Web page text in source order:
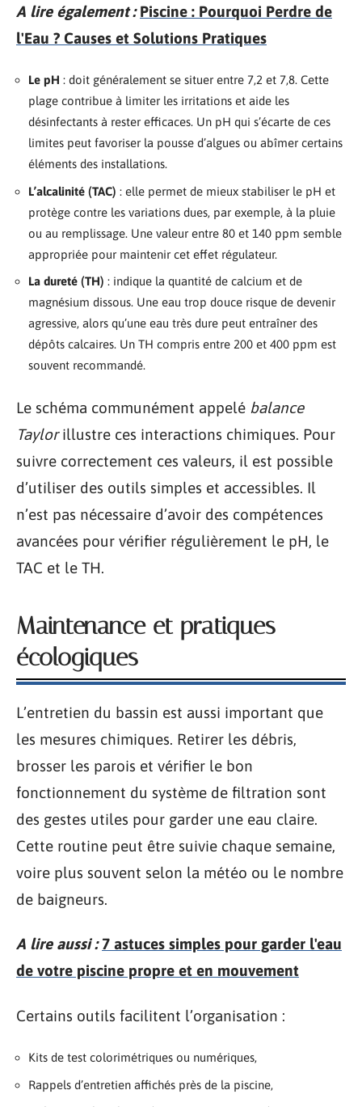
A lire également : Piscine : Pourquoi Perdre de
l'Eau ? Causes et Solutions Pratiques
Le pH : doit généralement se situer entre 7,2 et 7,8. Cette
plage contribue à limiter les irritations et aide les
désinfectants à rester efficaces. Un pH qui s’écarte de ces
limites peut favoriser la pousse d’algues ou abîmer certains
éléments des installations.
L’alcalinité (TAC) : elle permet de mieux stabiliser le pH et
protège contre les variations dues, par exemple, à la pluie
ou au remplissage. Une valeur entre 80 et 140 ppm semble
appropriée pour maintenir cet effet régulateur.
La dureté (TH) : indique la quantité de calcium et de
magnésium dissous. Une eau trop douce risque de devenir
agressive, alors qu’une eau très dure peut entraîner des
dépôts calcaires. Un TH compris entre 200 et 400 ppm est
souvent recommandé.
Le schéma communément appelé balance
Taylorillustre ces interactions chimiques. Pour
suivre correctement ces valeurs, il est possible
d’utiliser des outils simples et accessibles. Il
n’est pas nécessaire d’avoir des compétences
avancées pour vérifier régulièrement le pH, le
TAC et le TH.
Maintenance et pratiques
écologiques
L’entretien du bassin est aussi important que
les mesures chimiques. Retirer les débris,
brosser les parois et vérifier le bon
fonctionnement du système de filtration sont
des gestes utiles pour garder une eau claire.
Cette routine peut être suivie chaque semaine,
voire plus souvent selon la météo ou le nombre
de baigneurs.
A lire aussi : 7 astuces simples pour garder l'eau
de votre piscine propre et en mouvement
Certains outils facilitent l’organisation :
Kits de test colorimétriques ou numériques,
Rappels d’entretien affichés près de la piscine,